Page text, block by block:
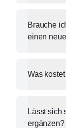
Brauche
einen
Was
Lässt sich
ergänzen?